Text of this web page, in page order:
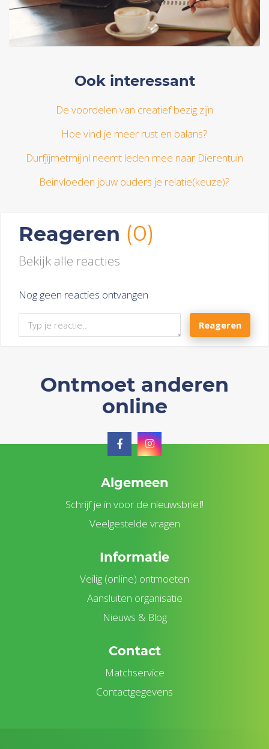
Ook interessant
De voordelen van creatief bezig zijn
Hoe vind je meer rust en balans?
Durfjijmetmij.nl neemt leden mee naar Dierentuin
Beinvloeden jouw ouders je relatie(keuze)?
Reageren (0)
Bekijk alle reacties
Nog geen reacties ontvangen
Reageren
Ontmoet anderen
online
Algemeen
Schrijf je in voor de nieuwsbrief!
Veelgestelde vragen
Informatie
Veilig (online) ontmoeten
Aansluiten organisatie
Nieuws & Blog
Contact
Matchservice
Contactgegevens